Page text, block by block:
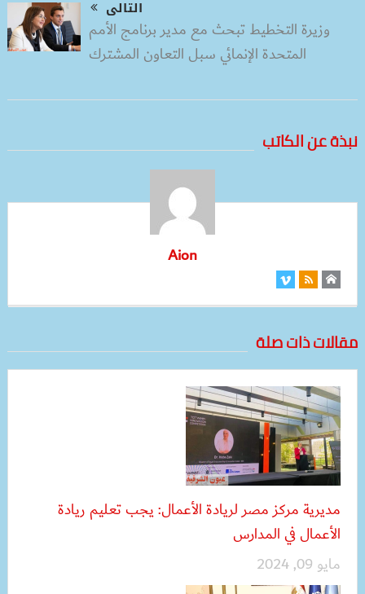
التالى
وزيرة التخطيط تبحث مع مدير برنامج الأمم
المتحدة الإنمائي سبل التعاون المشترك
نبذة عن الكاتب
Aion
مقالات ذات صلة
مديرية مركز مصر لريادة الأعمال: يجب تعليم ريادة
الأعمال في المدارس
مايو 09, 2024